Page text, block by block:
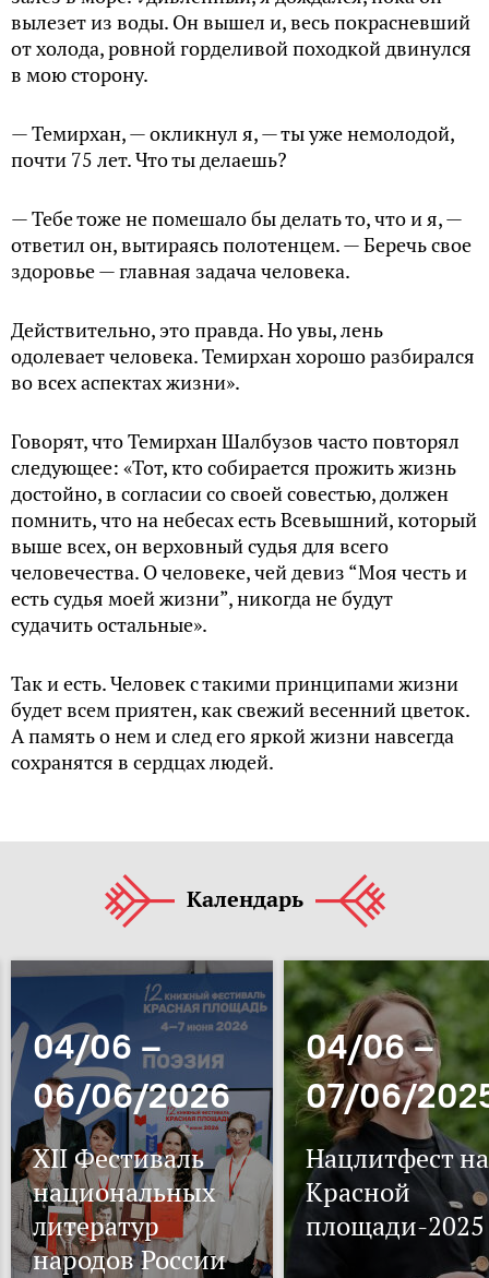
вылезет из воды. Он вышел и, весь покрасневший
от холода, ровной горделивой походкой двинулся
в мою сторону.
— Темирхан, — окликнул я, — ты уже немолодой,
почти 75 лет. Что ты делаешь?
— Тебе тоже не помешало бы делать то, что и я, —
ответил он, вытираясь полотенцем. — Беречь свое
здоровье — главная задача человека.
Действительно, это правда. Но увы, лень
одолевает человека. Темирхан хорошо разбирался
во всех аспектах жизни».
Говорят, что Темирхан Шалбузов часто повторял
следующее: «Тот, кто собирается прожить жизнь
достойно, в согласии со своей совестью, должен
помнить, что на небесах есть Всевышний, который
выше всех, он верховный судья для всего
человечества. О человеке, чей девиз “Моя честь и
есть судья моей жизни”, никогда не будут
судачить остальные».
Так и есть. Человек с такими принципами жизни
будет всем приятен, как свежий весенний цветок.
А память о нем и след его яркой жизни навсегда
сохранятся в сердцах людей.
Календарь
04/06 –
06/06/2026
XII Фестиваль
национальных
литератур
народов России
04/06 –
07/06/
Нацлитфест на
Красной
площади-2025